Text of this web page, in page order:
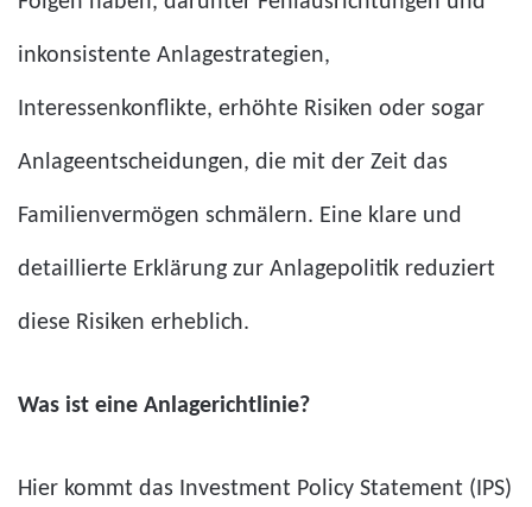
inkonsistente Anlagestrategien,
Interessenkonflikte, erhöhte Risiken oder sogar
Anlageentscheidungen, die mit der Zeit das
Familienvermögen schmälern. Eine klare und
detaillierte Erklärung zur Anlagepolitik reduziert
diese Risiken erheblich.
Was ist eine Anlagerichtlinie?
Hier kommt das Investment Policy Statement (IPS)